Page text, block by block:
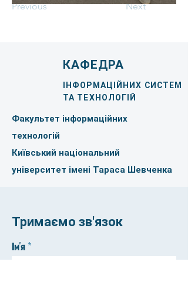
Previous Next
КАФЕДРА
ІНФОРМАЦІЙНИХ СИСТЕМ
ТА ТЕХНОЛОГІЙ
Факультет інформаційних
технологій
Київський національний
університет імені Тараса Шевченка
Тримаємо зв'язок
Ім'я